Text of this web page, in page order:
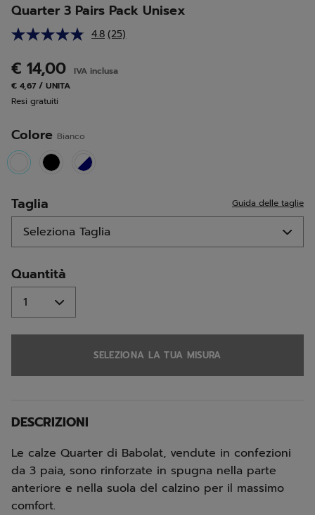
Quarter 3 Pairs Pack Unisex
4.8 Leggi
Stesso
(25)
€ 14,00
IVA inclusa
€ 4,67 / UNITA
Resi gratuiti
Colore Bianco
selected
Taglia Guida delle taglie
Quantità
SELEZIONA LA TUA MISURA
DESCRIZIONI
Le calze Quarter di Babolat, vendute in confezioni
da 3 paia, sono rinforzate in spugna nella parte
anteriore e nella suola del calzino per il massimo
comfort.